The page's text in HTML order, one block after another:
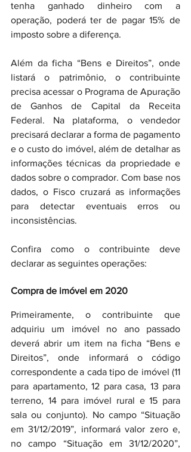
tenha ganhado dinheiro com a
operação, poderá ter de pagar 15% de
imposto sobre a diferença.
Além da ficha “Bens e Direitos”, onde
listará o patrimônio, o contribuinte
precisa acessar o Programa de Apuração
de Ganhos de Capital da Receita
Federal. Na plataforma, o vendedor
precisará declarar a forma de pagamento
e o custo do imóvel, além de detalhar as
informações técnicas da propriedade e
dados sobre o comprador. Com base nos
dados, o Fisco cruzará as informações
para detectar eventuais erros ou
inconsistências.
Confira como o contribuinte deve
declarar as seguintes operações:
Compra de imóvel em 2020
Primeiramente, o contribuinte que
adquiriu um imóvel no ano passado
deverá abrir um item na ficha “Bens e
Direitos”, onde informará o código
correspondente a cada tipo de imóvel (11
para apartamento, 12 para casa, 13 para
terreno, 14 para imóvel rural e 15 para
sala ou conjunto). No campo “Situação
em 31/12/2019”, informará valor zero e,
no campo “Situação em 31/12/2020”,